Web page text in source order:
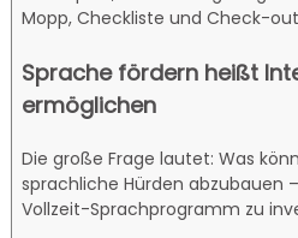
Mopp, Checkliste und Check-
Sprache fördern heißt
ermöglichen
Die große Frage lautet: Was
sprachliche Hürden abzubauen
Vollzeit-Sprachprogramm zu